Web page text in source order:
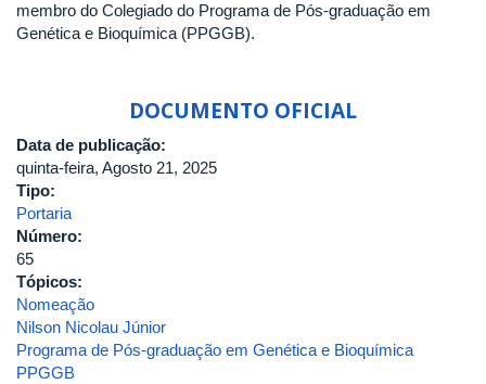
membro do Colegiado do Programa de Pós-graduação em
Genética e Bioquímica (PPGGB).
DOCUMENTO OFICIAL
Data de publicação:
quinta-feira, Agosto 21, 2025
Tipo:
Portaria
Número:
65
Tópicos:
Nomeação
Nilson Nicolau Júnior
Programa de Pós-graduação em Genética e Bioquímica
PPGGB